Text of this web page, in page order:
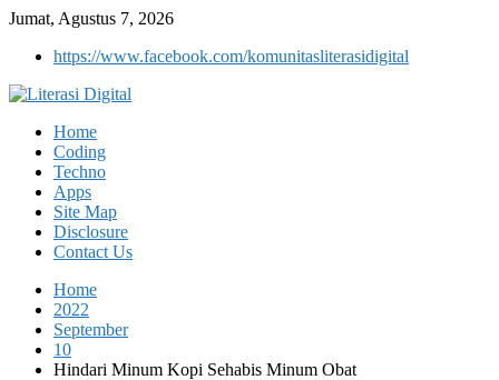
Jumat, Agustus 7, 2026
https://www.facebook.com/komunitasliterasidigital
Home
Coding
Techno
Apps
Site Map
Disclosure
Contact Us
Home
2022
September
10
Hindari Minum Kopi Sehabis Minum Obat